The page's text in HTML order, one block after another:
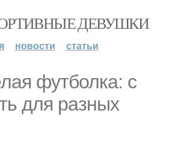
ДЕВУШКИ
новости статьи
футболка: с
для разных